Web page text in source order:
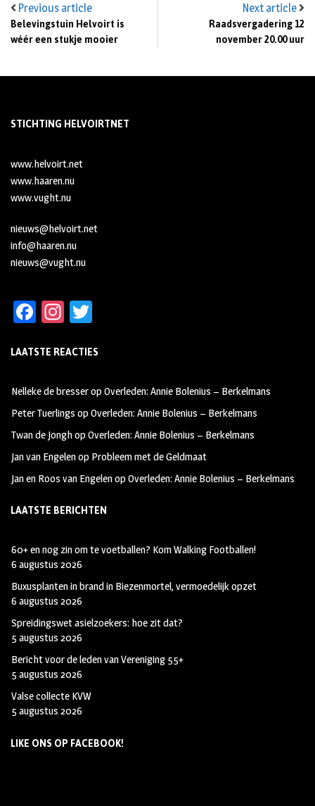
Previous article
Belevingstuin Helvoirt is
wéér een stukje mooier
Next article
Raadsvergadering 12
november 20.00 uur
STICHTING HELVOIRTNET
www.helvoirt.net
www.haaren.nu
www.vught.nu
nieuws@helvoirt.net
info@haaren.nu
nieuws@vught.nu
Fa
b
oo
k
In
ag
m
tt
LAATSTE REACTIES
Nelleke de bresseropOverleden: Annie Bolenius – Berkelmans
Peter Tuerlings opOverleden: Annie Bolenius – Berkelmans
Twan de JonghopOverleden: Annie Bolenius – Berkelmans
Jan van Engelenop Probleem met de Geldmaat
Jan en Roos van EngelenopOverleden: Annie Bolenius – Berkelmans
LAATSTE BERICHTEN
60+ en nog zin om te voetballen? Kom Walking Footballen!
6 augustus 2026
Buxusplanten in brand in Biezenmortel, vermoedelijk opzet
6 augustus 2026
Spreidingswet asielzoekers: hoe zit dat?
5 augustus 2026
Bericht voor de leden van Vereniging 55+
5 augustus 2026
Valse collecte KVW
5 augustus 2026
LIKE ONS OP FACEBOOK!